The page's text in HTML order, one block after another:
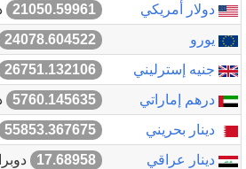
دولار أمريكي
21050.59961
يورو
24078.604522
جنيه إسترليني
26751.132106
درهم إماراتي
5760.145635
دينار بحريني
55853.367675
دينار عراقي
17.68958